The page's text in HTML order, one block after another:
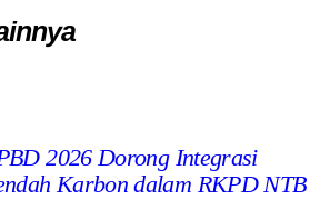
2026 Dorong Integrasi
Karbon dalam RKPD NTB